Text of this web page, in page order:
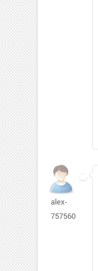
alex-
7575601